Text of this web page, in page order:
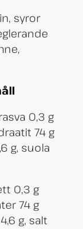
syror
0,3 g
74 g
g, suola
0,3 g
74 g
g, salt